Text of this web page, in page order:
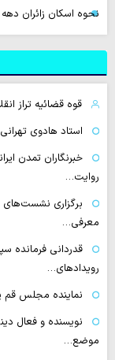
نحوه اسکان زائران
قوه قضائیه تراز
استاد هادوی
خبرنگاران تمدن
روایت…
برگزاری نشست‌های
معرفی…
قدردانی فرمانده
رویدادهای…
نماینده مجلس قم
نویسنده و فعال
موضع…